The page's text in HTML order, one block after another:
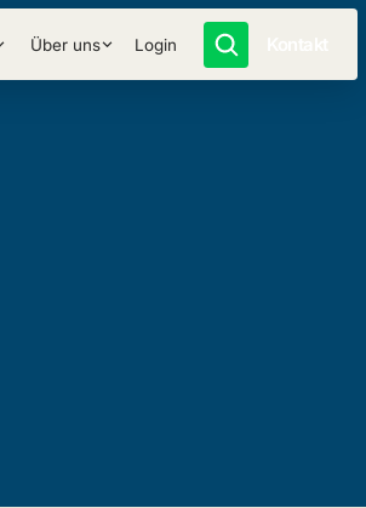
Über uns Login